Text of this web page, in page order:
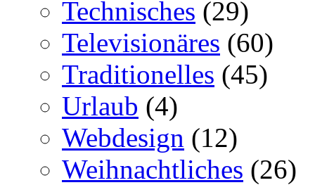
Technisches (29)
Televisionäres (60)
Traditionelles (45)
Urlaub (4)
Webdesign (12)
Weihnachtliches (26)